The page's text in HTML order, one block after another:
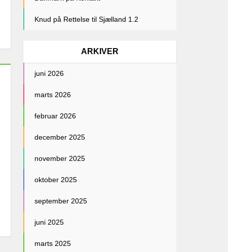
Knud på Rettelse til Sjælland 1.2
ARKIVER
juni 2026
marts 2026
februar 2026
december 2025
november 2025
oktober 2025
september 2025
juni 2025
marts 2025